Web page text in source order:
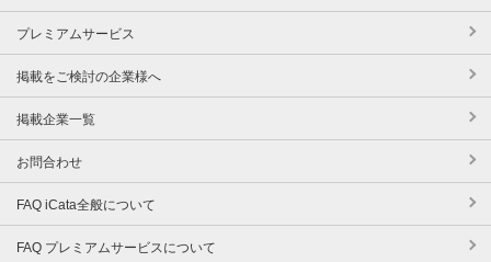
プレミアムサービス
掲載をご検討の企業様へ
掲載企業一覧
お問合わせ
FAQ iCata全般について
FAQ プレミアムサービスについて